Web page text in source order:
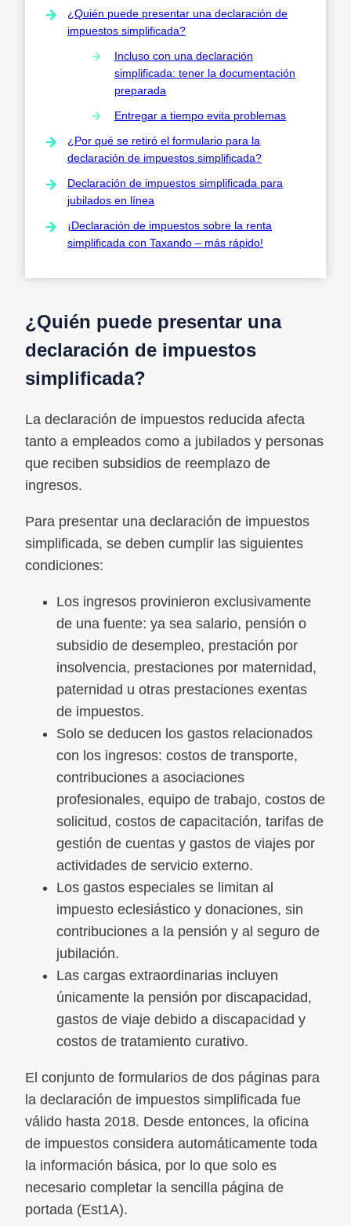
¿Quién puede presentar una declaración de
impuestos simplificada?
Incluso con una declaración
simplificada: tener la documentación
preparada
Entregar a tiempo evita problemas
¿Por qué se retiró el formulario para la
declaración de impuestos simplificada?
Declaración de impuestos simplificada para
jubilados en línea
¡Declaración de impuestos sobre la renta
simplificada con Taxando – más rápido!
¿Quién puede presentar una
declaración de impuestos
simplificada?
La declaración de impuestos reducida afecta
tanto a empleados como a jubilados y personas
que reciben subsidios de reemplazo de
ingresos.
Para presentar una declaración de impuestos
simplificada, se deben cumplir las siguientes
condiciones:
Los ingresos provinieron exclusivamente
de una fuente: ya sea salario, pensión o
subsidio de desempleo, prestación por
insolvencia, prestaciones por maternidad,
paternidad u otras prestaciones exentas
de impuestos.
Solo se deducen los gastos relacionados
con los ingresos: costos de transporte,
contribuciones a asociaciones
profesionales, equipo de trabajo, costos de
solicitud, costos de capacitación, tarifas de
gestión de cuentas y gastos de viajes por
actividades de servicio externo.
Los gastos especiales se limitan al
impuesto eclesiástico y donaciones, sin
contribuciones a la pensión y al seguro de
jubilación.
Las cargas extraordinarias incluyen
únicamente la pensión por discapacidad,
gastos de viaje debido a discapacidad y
costos de tratamiento curativo.
El conjunto de formularios de dos páginas para
la declaración de impuestos simplificada fue
válido hasta 2018. Desde entonces, la oficina
de impuestos considera automáticamente toda
la información básica, por lo que solo es
necesario completar la sencilla página de
portada (Est1A).